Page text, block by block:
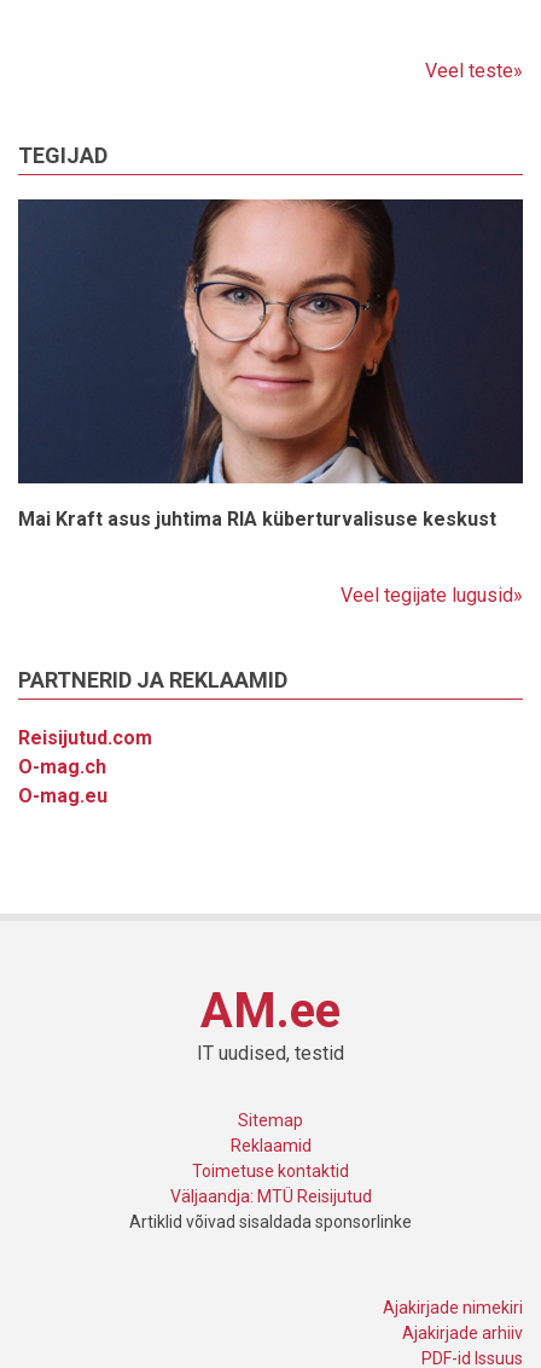
Veel teste»
TEGIJAD
Mai Kraft asus juhtima RIA küberturvalisuse keskust
Veel tegijate lugusid»
PARTNERID JA REKLAAMID
Reisijutud.com
O-mag.ch
O-mag.eu
AM.ee
IT uudised, testid
Sitemap
Reklaamid
Toimetuse kontaktid
Väljaandja: MTÜ Reisijutud
Artiklid võivad sisaldada sponsorlinke
Ajakirjade nimekiri
Ajakirjade arhiiv
PDF-id Issuus